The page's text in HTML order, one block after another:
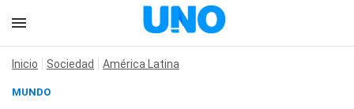
Inicio Sociedad América Latina
MUNDO